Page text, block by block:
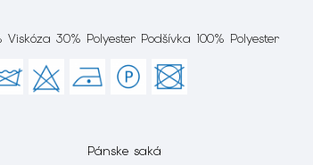
30% Polyester Podšívka 100% Polyester
Pánske saká